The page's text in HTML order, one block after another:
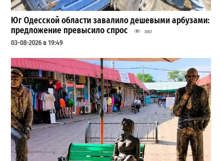
Юг Одесской области завалило дешевыми арбузами:
предложение превысило спрос
3657
03-08-2026 в 19:49